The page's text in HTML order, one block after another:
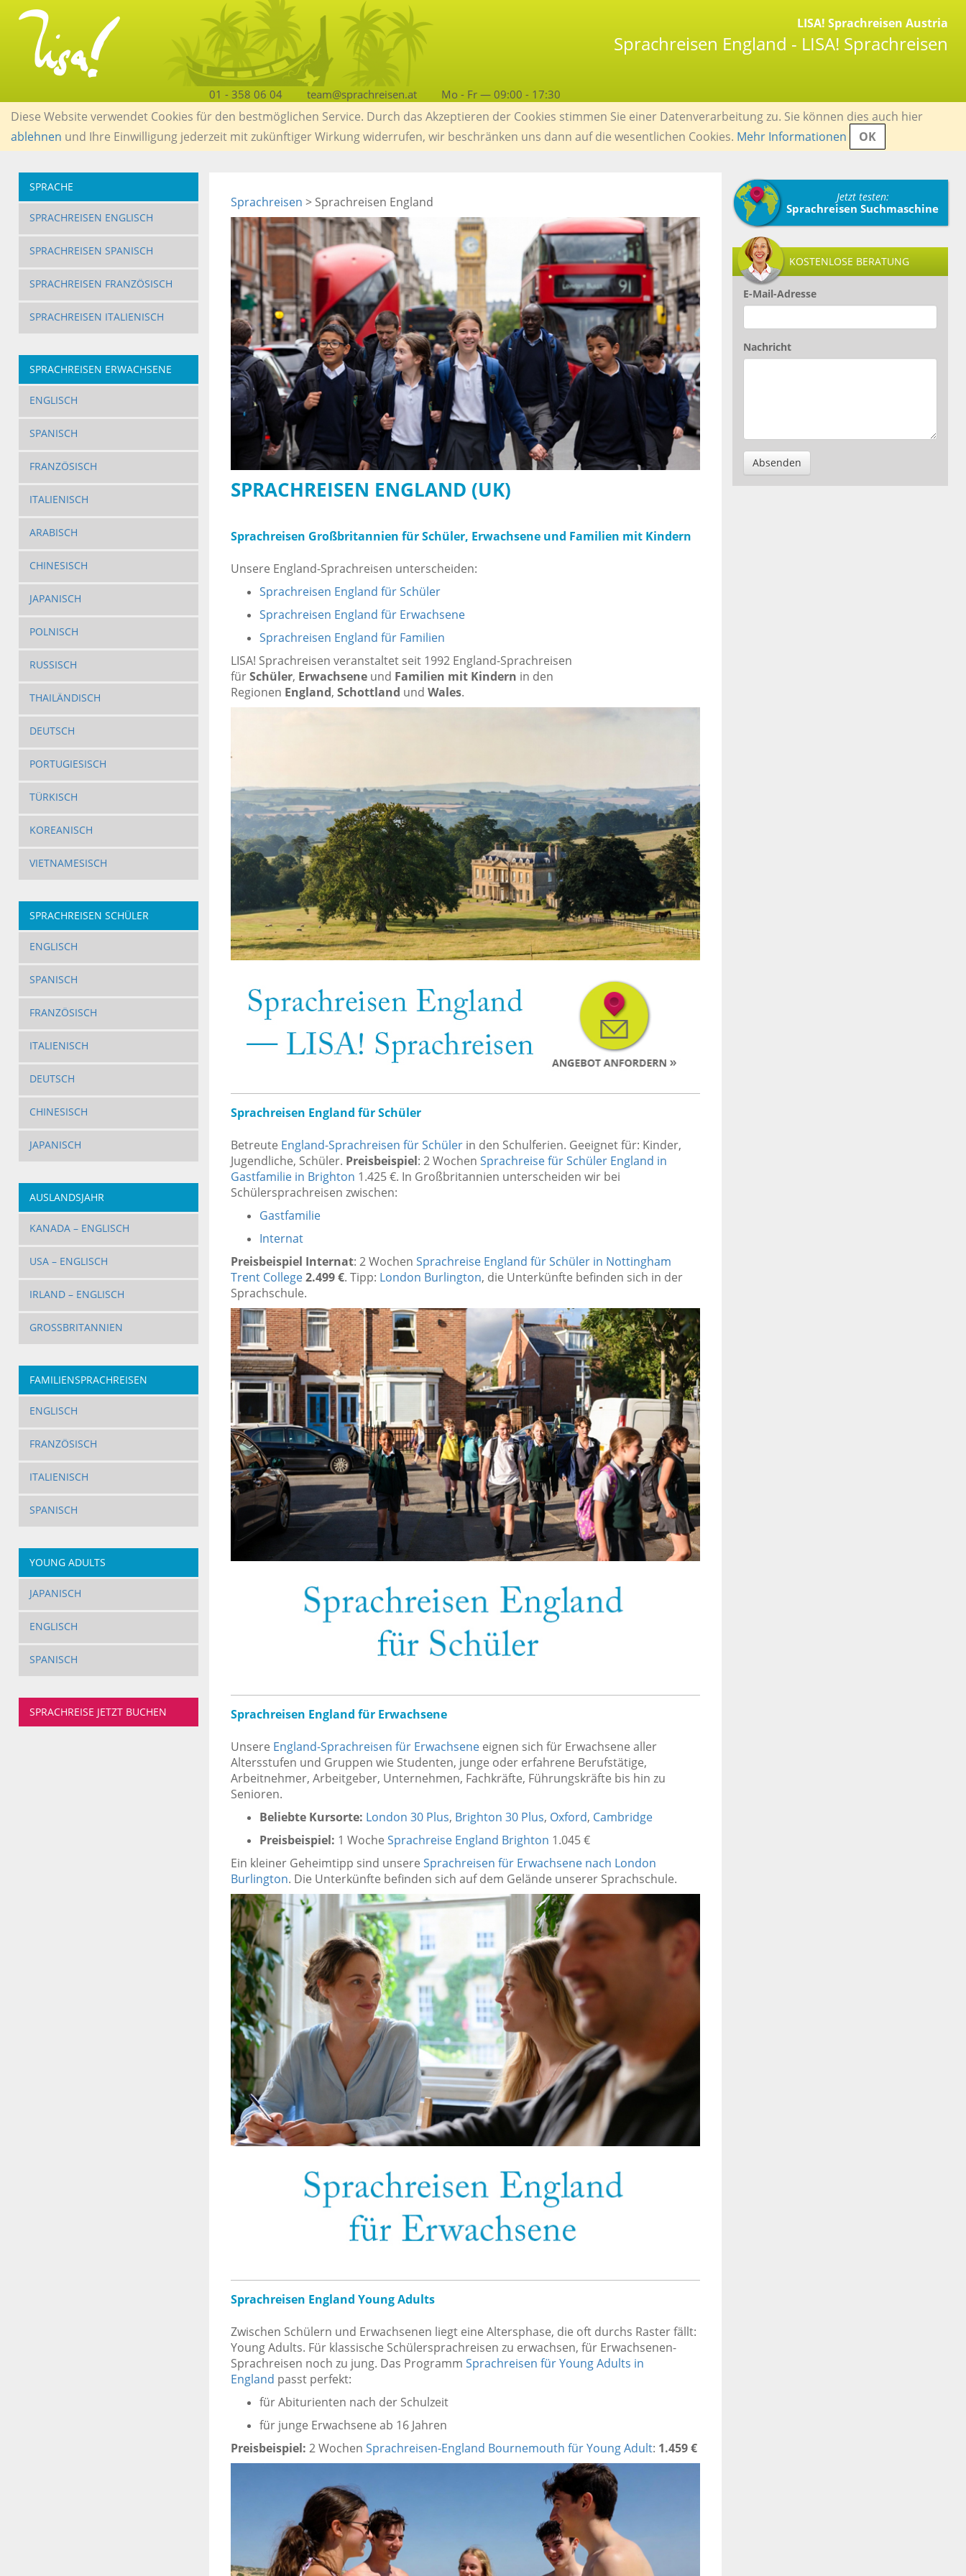
LISA! Sprachreisen Austria
Sprachreisen England - LISA! Sprachreisen
01 - 358 06 04 team@sprachreisen.at Mo - Fr — 09:00 - 17:30
Diese Website verwendet Cookies für den bestmöglichen Service. Durch das Akzeptieren der Cookies stimmen Sie einer Datenverarbeitung zu. Sie können dies auch hier
ablehnen und Ihre Einwilligung jederzeit mit zukünftiger Wirkung widerrufen, wir beschränken uns dann auf die wesentlichen Cookies. Mehr Informationen OK
SPRACHE
SPRACHREISEN ENGLISCH
SPRACHREISEN SPANISCH
SPRACHREISEN FRANZÖSISCH
SPRACHREISEN ITALIENISCH
SPRACHREISEN ERWACHSENE
ENGLISCH
SPANISCH
FRANZÖSISCH
ITALIENISCH
ARABISCH
CHINESISCH
JAPANISCH
POLNISCH
RUSSISCH
THAILÄNDISCH
DEUTSCH
PORTUGIESISCH
TÜRKISCH
KOREANISCH
VIETNAMESISCH
SPRACHREISEN SCHÜLER
ENGLISCH
SPANISCH
FRANZÖSISCH
ITALIENISCH
DEUTSCH
CHINESISCH
JAPANISCH
AUSLANDSJAHR
KANADA – ENGLISCH
USA – ENGLISCH
IRLAND – ENGLISCH
GROSSBRITANNIEN
FAMILIENSPRACHREISEN
ENGLISCH
FRANZÖSISCH
ITALIENISCH
SPANISCH
YOUNG ADULTS
JAPANISCH
ENGLISCH
SPANISCH
SPRACHREISE JETZT BUCHEN
Sprachreisen > Sprachreisen England
SPRACHREISEN ENGLAND (UK)
Sprachreisen Großbritannien fürSchüler, Erwachseneund Familien mit Kindern
Unsere England-Sprachreisen unterscheiden:
Sprachreisen England für Schüler
Sprachreisen England für Erwachsene
Sprachreisen England für Familien
LISA! Sprachreisen veranstaltet seit 1992 England-Sprachreisen
fürSchüler, Erwachseneund Familien mit Kindern in den
Regionen England, Schottland und Wales.
Sprachreisen England für Schüler
Betreute England-Sprachreisen für Schülerin den Schulferien. Geeignet für: Kinder,
Jugendliche, Schüler. Preisbeispiel: 2 Wochen Sprachreise für Schüler England in
Gastfamilie in Brighton 1.425 €. In Großbritannien unterscheiden wir bei
Schülersprachreisen zwischen:
Gastfamilie
Internat
Preisbeispiel Internat: 2 Wochen Sprachreise England für Schüler in Nottingham
Trent College 2.499 €. Tipp: London Burlington, die Unterkünfte befinden sich in der
Sprachschule.
Sprachreisen England für Erwachsene
Unsere England-Sprachreisen für Erwachseneeignen sich für Erwachsene aller
Altersstufen und Gruppen wie Studenten, junge oder erfahrene Berufstätige,
Arbeitnehmer, Arbeitgeber, Unternehmen, Fachkräfte, Führungskräfte bis hin zu
Senioren.
Beliebte Kursorte: London 30 Plus, Brighton 30 Plus, Oxford, Cambridge
Preisbeispiel: 1 Woche Sprachreise England Brighton 1.045 €
Ein kleiner Geheimtipp sind unsere Sprachreisen für Erwachsene nach London
Burlington. Die Unterkünfte befinden sich auf dem Gelände unserer Sprachschule.
Sprachreisen England Young Adults
Zwischen Schülern und Erwachsenen liegt eine Altersphase, die oft durchs Raster fällt:
Young Adults. Für klassische Schülersprachreisen zu erwachsen, für Erwachsenen-
Sprachreisen noch zu jung. Das Programm Sprachreisen für Young Adults in
England passt perfekt:
für Abiturienten nach der Schulzeit
für junge Erwachsene ab 16 Jahren
Preisbeispiel: 2 Wochen Sprachreisen-England Bournemouth für Young Adult: 1.459 €
Jetzt testen:
Sprachreisen Suchmaschine
KOSTENLOSE BERATUNG
E-Mail-Adresse
Nachricht
Absenden